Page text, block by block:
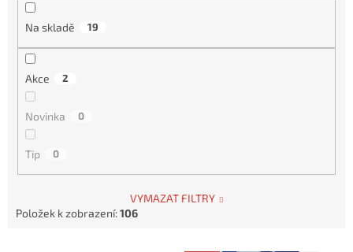
Na skladě 19
Akce 2
Novinka 0
Tip 0
VYMAZAT FILTRY
Položek k zobrazení:106